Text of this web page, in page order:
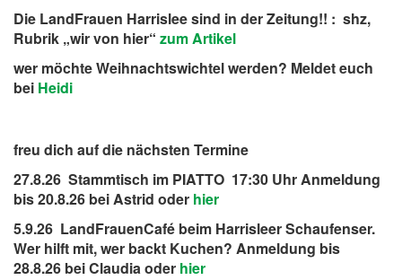
Die LandFrauen Harrislee sind in der Zeitung!! : shz,
Rubrik „wir von hier“ zum Artikel
wer möchte Weihnachtswichtel werden? Meldet euch
bei Heidi
freu dich auf die nächsten Termine
27.8.26 Stammtisch im PIATTO 17:30 Uhr Anmeldung
bis 20.8.26 bei Astrid oder hier
5.9.26 LandFrauenCafé beim Harrisleer Schaufenser.
Wer hilft mit, wer backt Kuchen? Anmeldung bis
28.8.26 bei Claudia oder hier